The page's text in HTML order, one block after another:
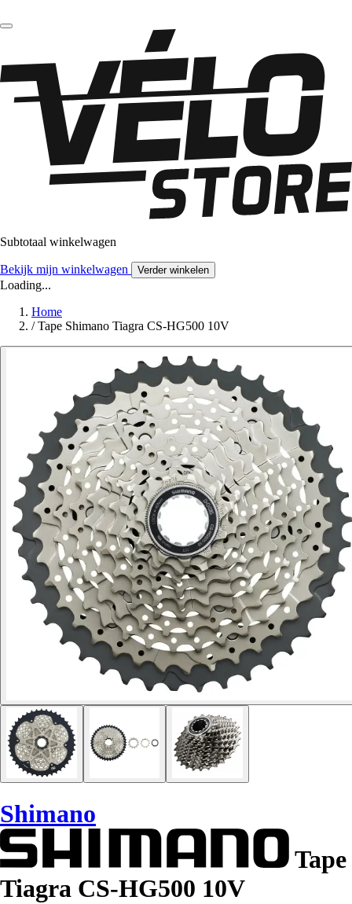
Subtotaal winkelwagen
Bekijk mijn winkelwagen Verder winkelen
Loading...
Home
/ Tape Shimano Tiagra CS-HG500 10V
Shimano
Tape
Tiagra CS-HG500 10V